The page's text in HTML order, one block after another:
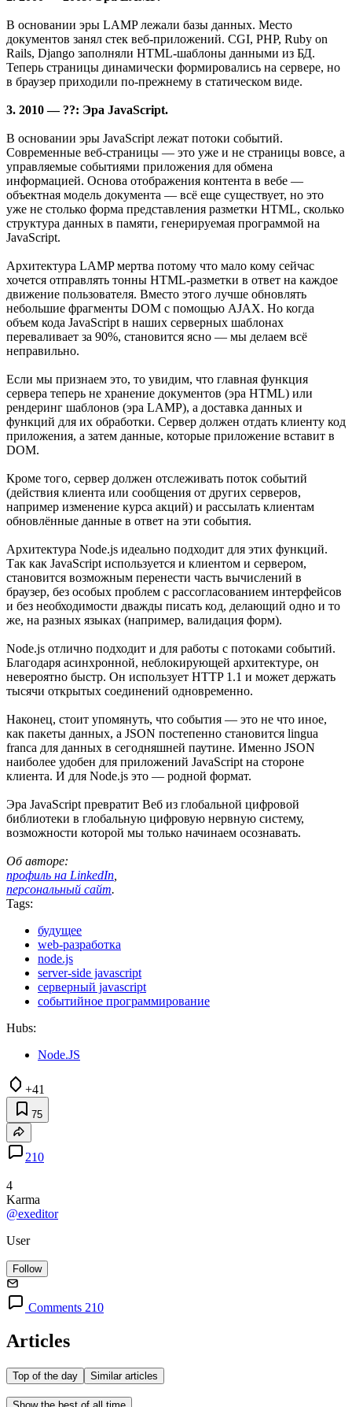
В основании эры LAMP лежали базы данных. Место
документов занял стек веб-приложений. CGI, PHP, Ruby on
Rails, Django заполняли HTML-шаблоны данными из БД.
Теперь страницы динамически формировались на сервере, но
в браузер приходили по-прежнему в статическом виде.
3. 2010 — ??: Эра JavaScript.
В основании эры JavaScript лежат потоки событий.
Современные веб-страницы — это уже и не страницы вовсе, а
управляемые событиями приложения для обмена
информацией. Основа отображения контента в вебе —
объектная модель документа — всё еще существует, но это
уже не столько форма представления разметки HTML, сколько
структура данных в памяти, генерируемая программой на
JavaScript.
Архитектура LAMP мертва потому что мало кому сейчас
хочется отправлять тонны HTML-разметки в ответ на каждое
движение пользователя. Вместо этого лучше обновлять
небольшие фрагменты DOM с помощью AJAX. Но когда
объем кода JavaScript в наших серверных шаблонах
переваливает за 90%, становится ясно — мы делаем всё
неправильно.
Если мы признаем это, то увидим, что главная функция
сервера теперь не хранение документов (эра HTML) или
рендеринг шаблонов (эра LAMP), а доставка данных и
функций для их обработки. Сервер должен отдать клиенту код
приложения, а затем данные, которые приложение вставит в
DOM.
Кроме того, сервер должен отслеживать поток событий
(действия клиента или сообщения от других серверов,
например изменение курса акций) и рассылать клиентам
обновлённые данные в ответ на эти события.
Архитектура Node.js идеально подходит для этих функций.
Так как JavaScript используется и клиентом и сервером,
становится возможным перенести часть вычислений в
браузер, без особых проблем с рассогласованием интерфейсов
и без необходимости дважды писать код, делающий одно и то
же, на разных языках (например, валидация форм).
Node.js отлично подходит и для работы с потоками событий.
Благодаря асинхронной, неблокирующей архитектуре, он
невероятно быстр. Он использует HTTP 1.1 и может держать
тысячи открытых соединений одновременно.
Наконец, стоит упомянуть, что события — это не что иное,
как пакеты данных, а JSON постепенно становится lingua
franca для данных в сегодняшней паутине. Именно JSON
наиболее удобен для приложений JavaScript на стороне
клиента. И для Node.js это — родной формат.
Эра JavaScript превратит Веб из глобальной цифровой
библиотеки в глобальную цифровую нервную систему,
возможности которой мы только начинаем осознавать.
Об авторе:
профиль на LinkedIn
персональный сайт.
Tags:
будущее
web-разработка
node.js
server-side javascript
серверный javascript
событийное программирование
Hubs:
Node.JS
+41
75
210
4
Karma
@exeditor
User
Follow
Comments 210
Articles
Top of the day Similar articles